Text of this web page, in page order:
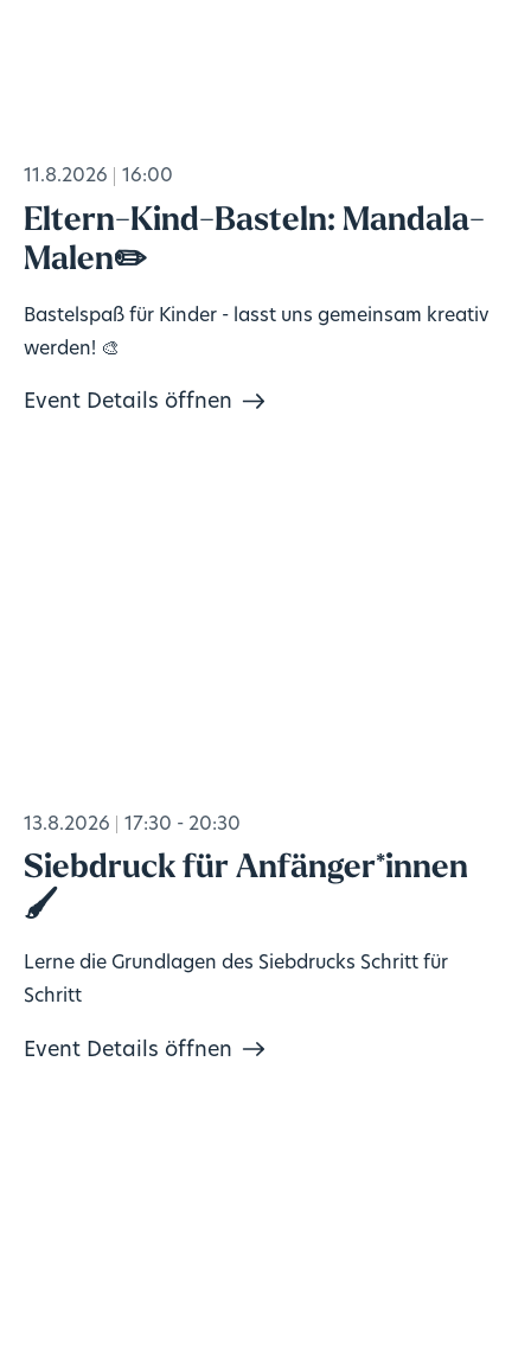
11.8.2026 16:00
Eltern-Kind-Basteln: Mandala-
Malen✏️
Bastelspaß für Kinder - lasst uns gemeinsam kreativ
werden! 🎨
Event Details öffnen
13.8.2026 17:30 - 20:30
Siebdruck für Anfänger*innen
🖌️
Lerne die Grundlagen des Siebdrucks Schritt für
Schritt
Event Details öffnen